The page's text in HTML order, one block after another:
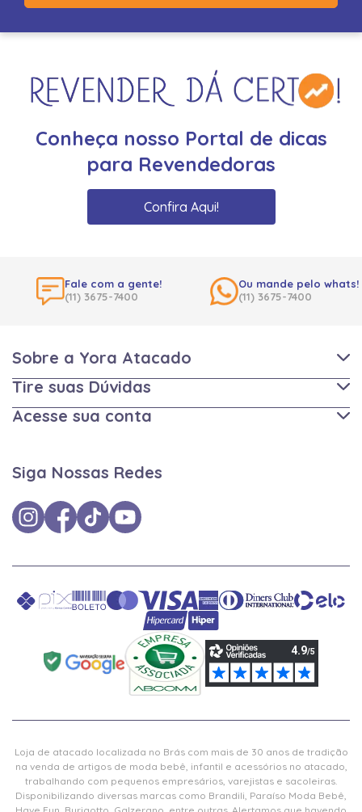
Conheça nosso Portal de dicas
para Revendedoras
Confira Aqui!
Fale com a gente!
(11) 3675-7400
Ou mande pelo whats!
(11) 3675-7400
Sobre a Yora Atacado
Tire suas Dúvidas
Acesse sua conta
Siga Nossas Redes
Loja de atacado localizada no Brás com mais de 30 anos de tradição
na venda de artigos de moda bebê, infantil e acessórios no atacado,
trabalhando com pequenos empresários, varejistas e sacoleiras.
Disponibilizando diversas marcas como Brandili, Paraíso Moda Bebê,